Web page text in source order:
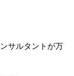
サルタントが万